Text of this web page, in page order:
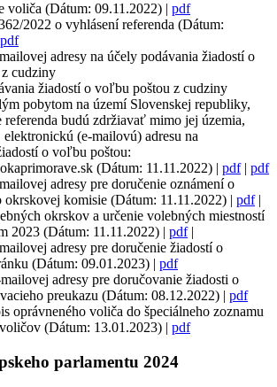
voliča (Dátum: 09.11.2022) | pdf
2022 o vyhlásení referenda (Dátum:
pdf
adresy na účely podávania žiadostí o
cudziny
žiadostí o voľbu poštou z cudziny
pobytom na území Slovenskej republiky,
referenda budú zdržiavať mimo jej územia,
(e-mailovú) adresu na
o voľbu poštou:
(Dátum: 11.11.2022) | pdf| pdf
adresy pre doručenie oznámení o
okrskovej komisie (Dátum: 11.11.2022) | pdf|
okrskov a určenie volebných miestností
2023 (Dátum: 11.11.2022) | pdf|
adresy pre doručenie žiadostí o
(Dátum: 09.01.2023) | pdf
adresy pre doručovanie žiadosti o
preukazu (Dátum: 08.12.2022) | pdf
oprávneného voliča do špeciálneho zoznamu
(Dátum: 13.01.2023) | pdf
parlamentu 2024